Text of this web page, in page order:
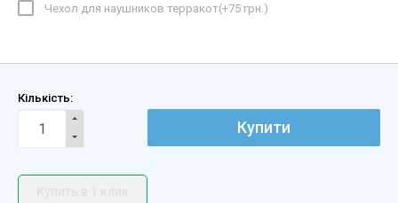
Чехол для наушников терракот(+75 грн.)
Кількість:
Купити